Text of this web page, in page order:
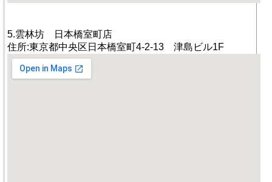
5.雲林坊 日本橋室町店
住所:東京都中央区日本橋室町4-2-13 津島ビル1F